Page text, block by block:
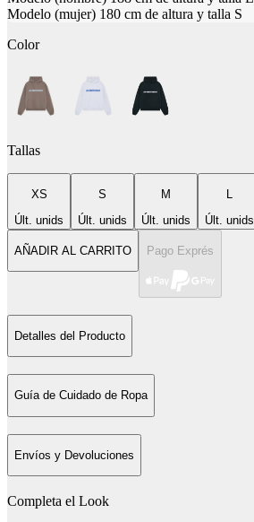
Modelo (mujer) 180 cm de altura y talla S
Color
Tallas
XS
Últ. unids
S
Últ. unids
M
Últ. unids
L
Últ. unids
AÑADIR AL CARRITO Pago Exprés
Detalles del Producto
Guía de Cuidado de Ropa
Envíos y Devoluciones
Completa el Look